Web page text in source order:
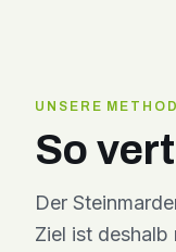
UNSERE
So
Der
Ziel ist